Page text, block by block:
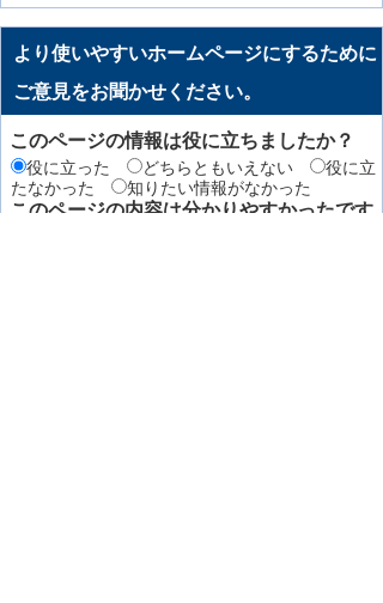
より使いやすいホームページにするために
ご意見をお聞かせください。
このページの情報は役に立ちましたか？
役に立った どちらともいえない
役に立
たなかった
知りたい情報がなかった
このページの内容は分かりやすかったです